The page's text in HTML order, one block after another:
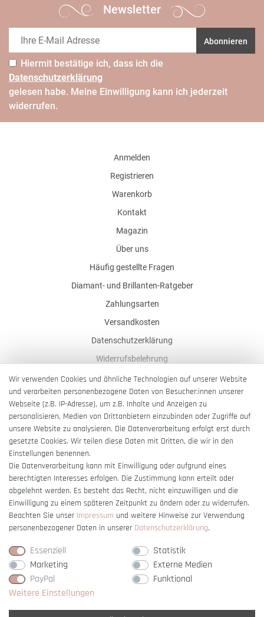
Newsletter
Abonnieren
Hiermit bestätige ich, dass ich die
Daten­schutz­erklärung
gelesen habe. Meine Einwilligung kann ich jederzeit
widerrufen.
Anmelden
Registrieren
Warenkorb
Kontakt
Magazin
Über uns
Häufig gestellte Fragen
Diamant- und Brillanten-Ratgeber
Zahlungsarten
Versandkosten
Datenschutzerklärung
Widerrufsbelehrung
AGB
Impressum
Barrierefreiheitserklärung
Vertrag widerrufen
Wir verwenden Cookies und ähnliche Technologien auf unserer Website
und verarbeiten personenbezogene Daten von Besucher:innen unserer
Webseite (z.B. IP-Adresse), um z.B. Inhalte und Anzeigen zu
personalisieren, Medien von Drittanbietern einzubinden oder Zugriffe auf
unsere Website zu analysieren. Die Datenverarbeitung erfolgt erst durch
gesetzte Cookies. Wir teilen diese Daten mit Dritten, die wir in den
Einstellungen benennen.
Die Datenverarbeitung kann mit Einwilligung oder aufgrund eines
berechtigten Interesses erfolgen. Die Zustimmung kann erteilt oder
abgelehnt werden. Es besteht das Recht, nicht einzuwilligen und die
Einwilligung zu einem späteren Zeitpunkt zu ändern oder zu widerrufen.
Beachten Sie unser Impressum und weitere Hinweise zur Verwendung
personenbezogener Daten in unserer Daten­schutz­erklärung.
Essenziell
Statistik
Marketing
Externe Medien
PayPal
Funktional
Weitere Einstellungen